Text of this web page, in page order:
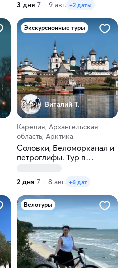
3 дня 7 – 9 авг. +2 даты
Экскурсионные туры
Виталий Т.
Карелия, Архангельская
область, Арктика
Соловки, Беломорканал и
петроглифы. Тур в
2 дня 7 – 8 авг. +6 дат
Велотуры